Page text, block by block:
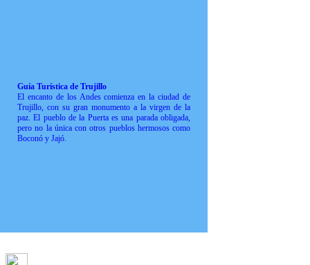
Guía Turística de Trujillo
El encanto de los Andes comienza en la ciudad de
Trujillo, con su gran monumento a la virgen de la
paz. El pueblo de la Puerta es una parada obligada,
pero no la única con otros pueblos hermosos como
Boconó y Jajó.